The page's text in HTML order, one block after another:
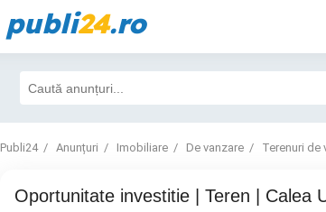
publi24.ro
Publi24 Anunțuri Imobiliare De vanzare Terenuri de
Oportunitate investitie | Teren | Calea